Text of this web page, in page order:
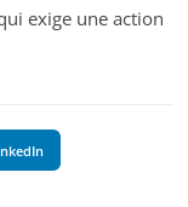
exige une action